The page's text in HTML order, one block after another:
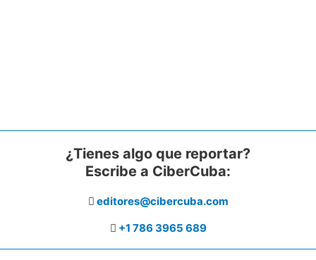
¿Tienes algo que reportar?
Escribe a CiberCuba:
editores@cibercuba.com
+1 786 3965 689